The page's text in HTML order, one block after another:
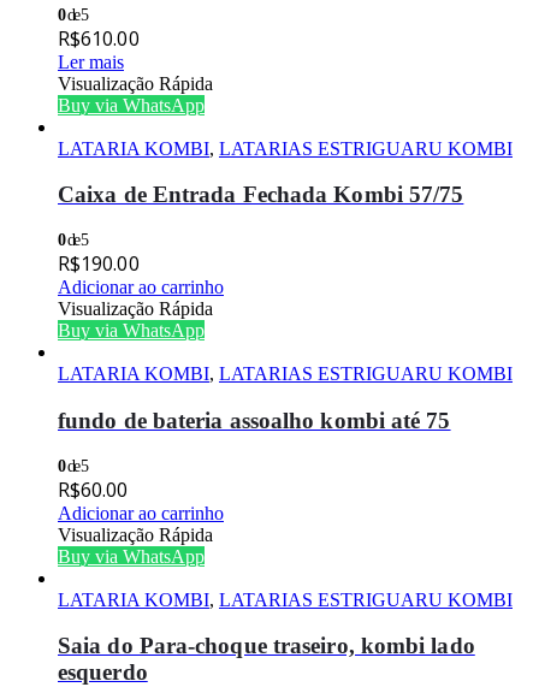
0de 5
R$610.00
Ler mais
Visualização Rápida
Buy via WhatsApp
LATARIA KOMBI, LATARIAS ESTRIGUARU KOMBI
Caixa de Entrada Fechada Kombi 57/75
0de 5
R$190.00
Adicionar ao carrinho
Visualização Rápida
Buy via WhatsApp
LATARIA KOMBI, LATARIAS ESTRIGUARU KOMBI
fundo de bateria assoalho kombi até 75
0de 5
R$60.00
Adicionar ao carrinho
Visualização Rápida
Buy via WhatsApp
LATARIA KOMBI, LATARIAS ESTRIGUARU KOMBI
Saia do Para-choque traseiro, kombi lado
esquerdo